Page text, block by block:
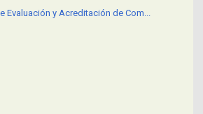
Evaluación y Acreditación de Com...